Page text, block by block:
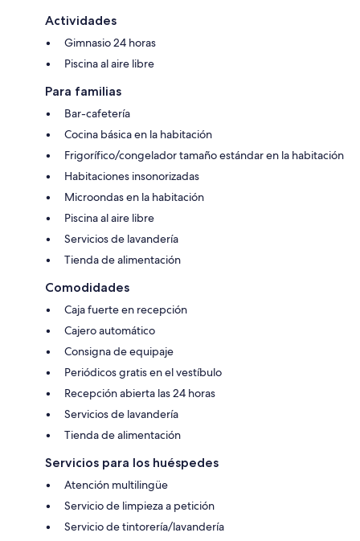
Actividades
Gimnasio 24 horas
Piscina al aire libre
Para familias
Bar-cafetería
Cocina básica en la habitación
Frigorífico/congelador tamaño estándar en la habitación
Habitaciones insonorizadas
Microondas en la habitación
Piscina al aire libre
Servicios de lavandería
Tienda de alimentación
Comodidades
Caja fuerte en recepción
Cajero automático
Consigna de equipaje
Periódicos gratis en el vestíbulo
Recepción abierta las 24 horas
Servicios de lavandería
Tienda de alimentación
Servicios para los huéspedes
Atención multilingüe
Servicio de limpieza a petición
Servicio de tintorería/lavandería